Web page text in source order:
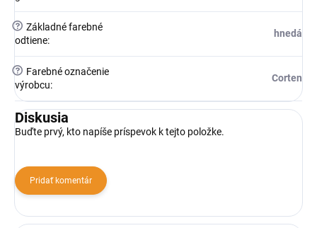
? Základné farebné
odtiene:
hnedá
?
Farebné označenie
výrobcu:
Corten
Diskusia
Buďte prvý, kto napíše príspevok k tejto položke.
Pridať komentár